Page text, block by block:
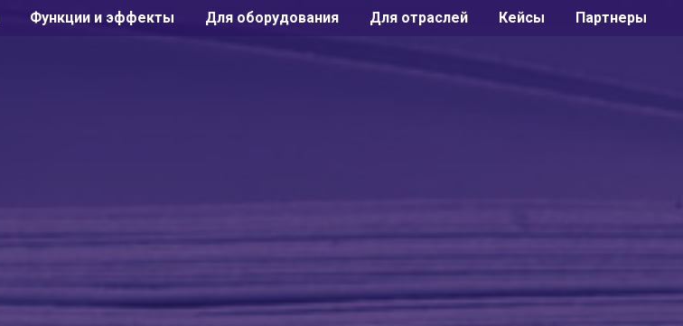
Функции и эффекты Для оборудования Для отраслей Кейсы Партнеры